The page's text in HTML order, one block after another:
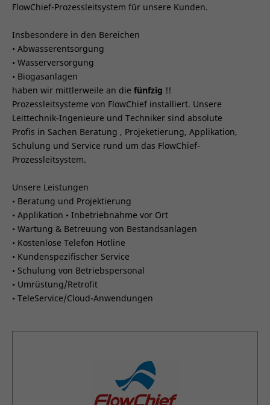
FlowChief-Prozessleitsystem für unsere Kunden.
Insbesondere in den Bereichen
• Abwasserentsorgung
• Wasserversorgung
• Biogasanlagen
haben wir mittlerweile an die fünfzig !!
Prozessleitsysteme von FlowChief installiert. Unsere
Leittechnik-Ingenieure und Techniker sind absolute
Profis in Sachen Beratung , Projeketierung, Applikation,
Schulung und Service rund um das FlowChief-
Prozessleitsystem.
Unsere Leistungen
• Beratung und Projektierung
• Applikation • Inbetriebnahme vor Ort
• Wartung & Betreuung von Bestandsanlagen
• Kostenlose Telefon Hotline
• Kundenspezifischer Service
• Schulung von Betriebspersonal
• Umrüstung/Retrofit
• TeleService/Cloud-Anwendungen